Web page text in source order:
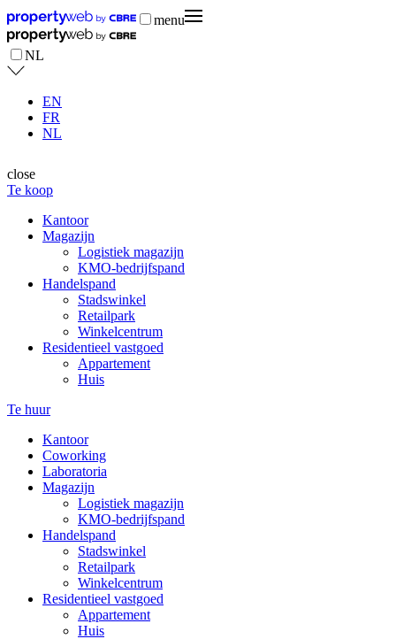
menu
NL
EN
FR
NL
close
Te koop
Kantoor
Magazijn
Logistiek magazijn
KMO-bedrijfspand
Handelspand
Stadswinkel
Retailpark
Winkelcentrum
Residentieel vastgoed
Appartement
Huis
Te huur
Kantoor
Coworking
Laboratoria
Magazijn
Logistiek magazijn
KMO-bedrijfspand
Handelspand
Stadswinkel
Retailpark
Winkelcentrum
Residentieel vastgoed
Appartement
Huis